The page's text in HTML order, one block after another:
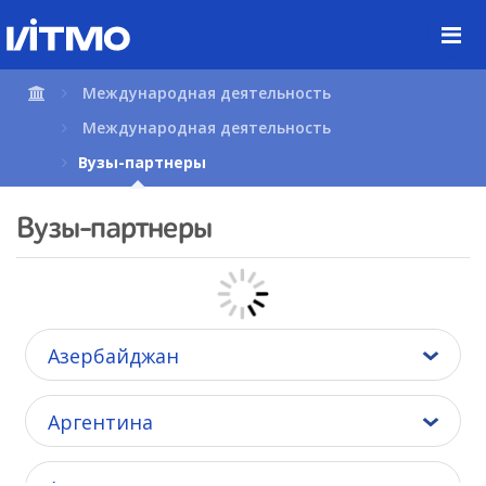
содержимому
страницы.
Международная деятельность
Международная деятельность
Вузы-партнеры
Вузы-партнеры